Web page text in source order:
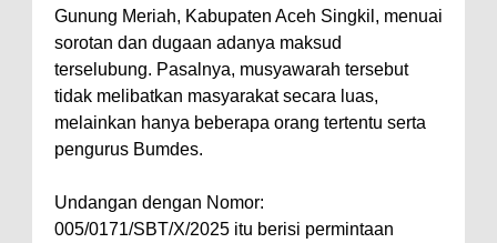
Gunung Meriah, Kabupaten Aceh Singkil, menuai
sorotan dan dugaan adanya maksud
terselubung. Pasalnya, musyawarah tersebut
tidak melibatkan masyarakat secara luas,
melainkan hanya beberapa orang tertentu serta
pengurus Bumdes.
Undangan dengan Nomor:
005/0171/SBT/X/2025 itu berisi permintaan